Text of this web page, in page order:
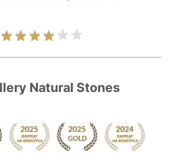
Natural Stones